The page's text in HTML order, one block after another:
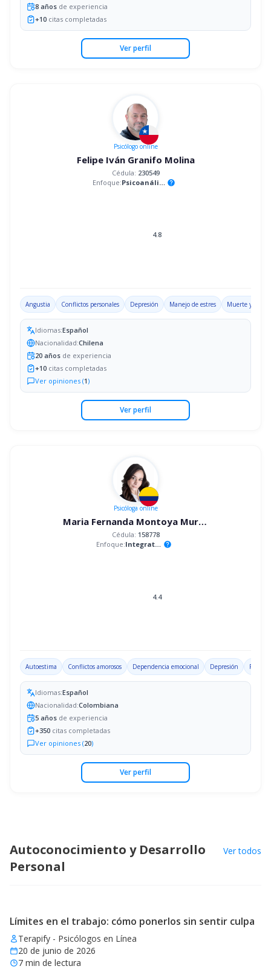
8 años de experiencia
+10 citas completadas
Ver perfil
Psicólogoonline
Felipe Iván Granifo Molina
Cédula: 230549
Enfoque:
Psicoanálisis help
4.8
Angustia Conflictos personales Depresión Manejo de estres Muerte y luto
Idiomas:Español
Nacionalidad:Chilena
20 años de experiencia
+10 citas completadas
Ver opiniones (1)
Ver perfil
Psicóloga online
Maria Fernanda Montoya Murillo
Cédula: 158778
Enfoque:
Integrativo help
4.4
Autoestima Conflictos amorosos Dependencia emocional Depresión
Idiomas:Español
Nacionalidad:Colombiana
5 años de experiencia
+350 citas completadas
Ver opiniones (20)
Ver perfil
Autoconocimiento y Desarrollo
Personal
Ver todos
Límites en el trabajo: cómo ponerlos sin sentir culpa
Terapify - Psicólogos en Línea
20 de junio de 2026
7 min de lectura